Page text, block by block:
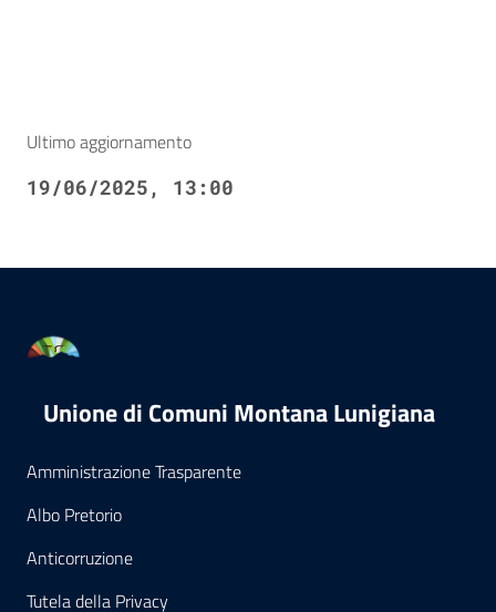
Ultimo aggiornamento
19/06/2025, 13:00
Unione di Comuni Montana Lunigiana
Amministrazione Trasparente
Albo Pretorio
Anticorruzione
Tutela della Privacy